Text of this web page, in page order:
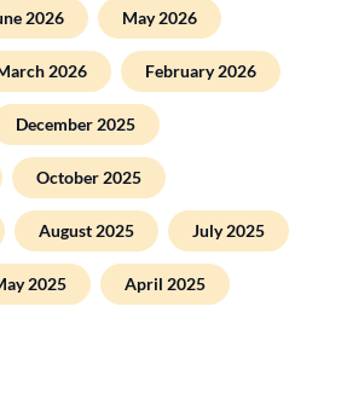
2026 May 2026
2026 February 2026
December 2025
October 2025
August 2025 July 2025
2025 April 2025